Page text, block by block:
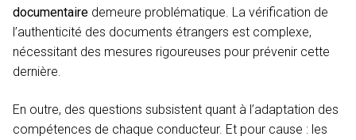
documentaire demeure problématique. La vérification de
l’authenticité des documents étrangers est complexe,
nécessitant des mesures rigoureuses pour prévenir cette
dernière.
En outre, des questions subsistent quant à l’adaptation des
compétences de chaque conducteur. Et pour cause : les